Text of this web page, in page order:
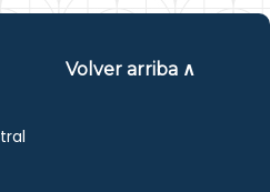
Volver arriba ∧